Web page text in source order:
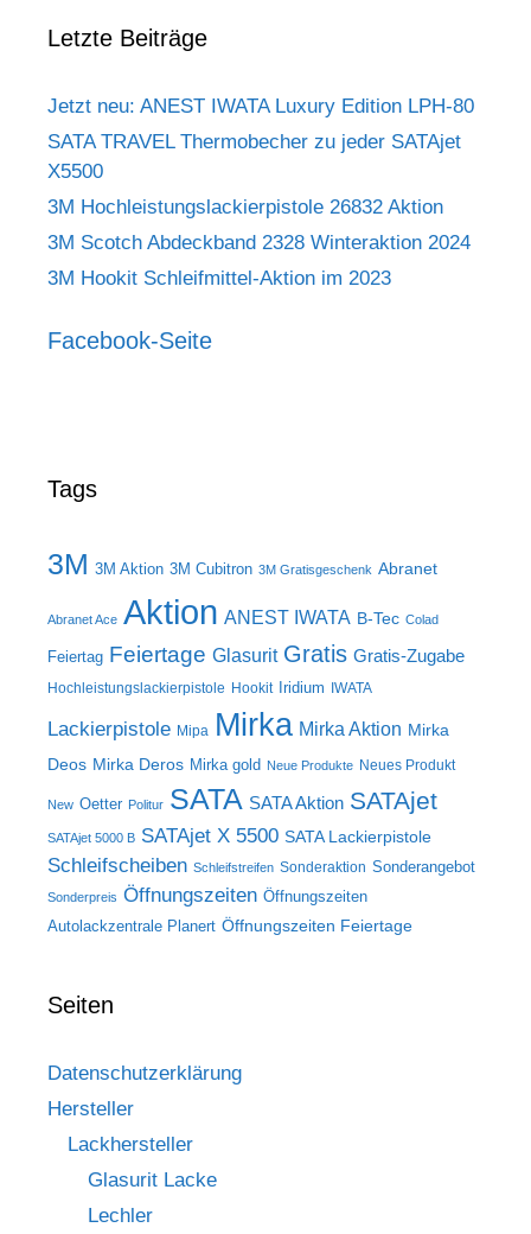
Letzte Beiträge
Jetzt neu: ANEST IWATA Luxury Edition LPH-80
SATA TRAVEL Thermobecher zu jeder SATAjet
X5500
3M Hochleistungslackierpistole 26832 Aktion
3M Scotch Abdeckband 2328 Winteraktion 2024
3M Hookit Schleifmittel-Aktion im 2023
Facebook-Seite
Tags
3M 3M Aktion 3M Cubitron 3M Gratisgeschenk Abranet
Abranet Ace Aktion ANEST IWATA B-Tec Colad
Feiertag Feiertage Glasurit Gratis Gratis-Zugabe
Hochleistungslackierpistole Hookit Iridium IWATA
Lackierpistole Mipa Mirka Mirka Aktion Mirka
Deos Mirka Deros Mirka gold Neue Produkte Neues Produkt
New Oetter Politur SATA SATA Aktion SATAjet
SATAjet 5000 B SATAjet X 5500 SATA Lackierpistole
Schleifscheiben Schleifstreifen Sonderaktion Sonderangebot
Sonderpreis Öffnungszeiten Öffnungszeiten
Autolackzentrale Planert Öffnungszeiten Feiertage
Seiten
Datenschutzerklärung
Hersteller
Lackhersteller
Glasurit Lacke
Lechler